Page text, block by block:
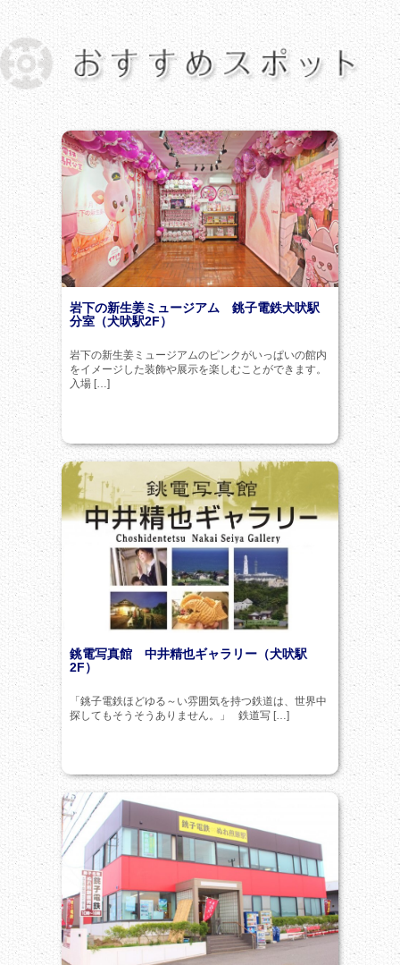
岩下の新生姜ミュージアム 銚子電鉄犬吠駅
分室（犬吠駅2F）
岩下の新生姜ミュージアムのピンクがいっぱいの館内
をイメージした装飾や展示を楽しむことができます。
入場 […]
銚電写真館 中井精也ギャラリー（犬吠駅
2F）
「銚子電鉄ほどゆる～い雰囲気を持つ鉄道は、世界中
探してもそうそうありません。」 鉄道写 […]